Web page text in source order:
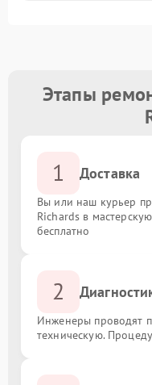
Этапы
1 Доставка
Вы или наш курьер
Richards в
бесплатно
2
Инженеры проводят
техническую.